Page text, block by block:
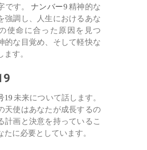
です。 ナンバー9精神的な
強調し、人生におけるあな
使命に合った原因を見つ
的な目覚め、そして軽快な
ます。
19 未来について話します。
天使はあなたが成長するの
計画と決意を持っているこ
たに必要としています。